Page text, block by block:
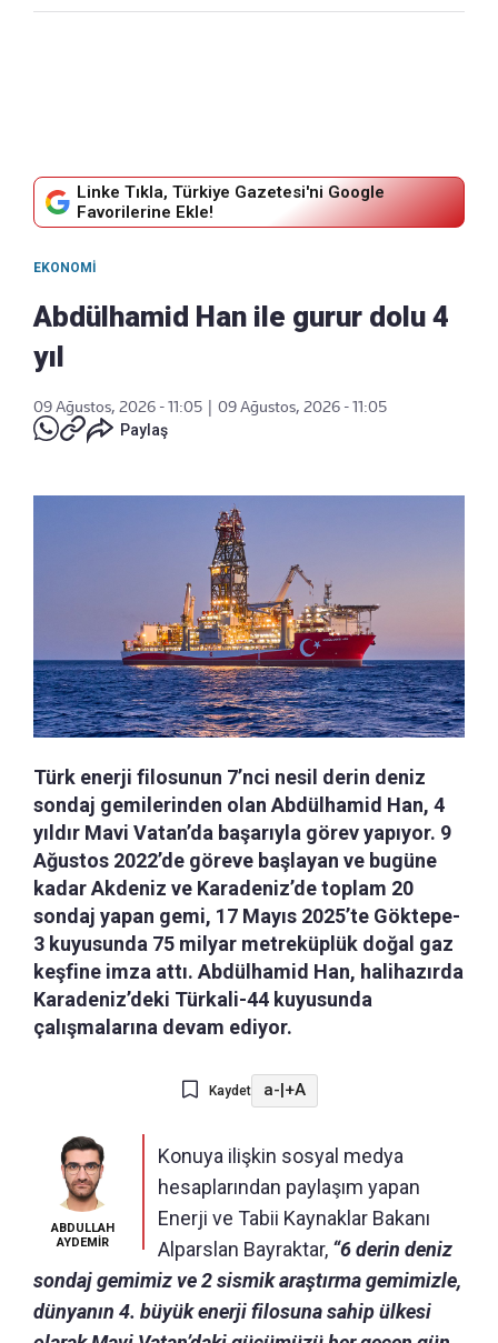
Linke Tıkla, Türkiye Gazetesi'ni Google
Favorilerine Ekle!
EKONOMI
Abdülhamid Han ile gurur dolu 4
yıl
09 Ağustos, 2026 - 11:05
09 Ağustos, 2026 - 11:05
Paylaş
Türk enerji filosunun 7’nci nesil derin deniz
sondaj gemilerinden olan Abdülhamid Han, 4
yıldır Mavi Vatan’da başarıyla görev yapıyor. 9
Ağustos 2022’de göreve başlayan ve bugüne
kadar Akdeniz ve Karadeniz’de toplam 20
sondaj yapan gemi, 17 Mayıs 2025’te Göktepe-
3 kuyusunda 75 milyar metreküplük doğal gaz
keşfine imza attı. Abdülhamid Han, halihazırda
Karadeniz’deki Türkali-44 kuyusunda
çalışmalarına devam ediyor.
Kaydet a- +A
ABDULLAH
AYDEMİR
Konuya ilişkin sosyal medya
hesaplarından paylaşım yapan
Enerji ve Tabii Kaynaklar Bakanı
Alparslan Bayraktar, “6 derin deniz
sondaj gemimiz ve 2 sismik araştırma gemimizle,
dünyanın 4. büyük enerji filosuna sahip ülkesi